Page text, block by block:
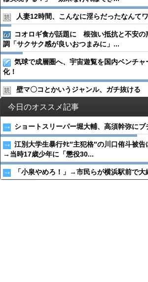
人妻12時間、こんなに淫らだったなんて
コオロギ食が話題に 根強い抵抗と不安の
調「サクサク感が良いおつまみに」...
気球で成層圏へ、宇宙遊覧を国内ベンチ
化！
壁マ〇コとかいうジャンル、ガチ抜ける
今日のオススメ記事
ショートスリーパー堀大輔、高須幹弥にブ
江別大学生暴行ﾀﾋ″主犯格″の川口侑斗被
→当時17歳少年に「懲役30...
「小泉やめろ！」→市民らが横浜駅前で大